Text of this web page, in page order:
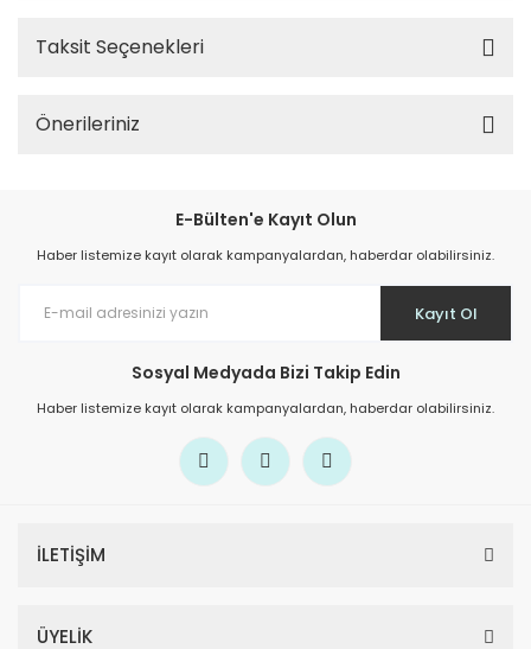
Taksit Seçenekleri
Önerileriniz
E-Bülten'e Kayıt Olun
Haber listemize kayıt olarak kampanyalardan, haberdar olabilirsiniz.
Kayıt Ol
Sosyal Medyada Bizi Takip Edin
Haber listemize kayıt olarak kampanyalardan, haberdar olabilirsiniz.
İLETİŞİM
ÜYELİK